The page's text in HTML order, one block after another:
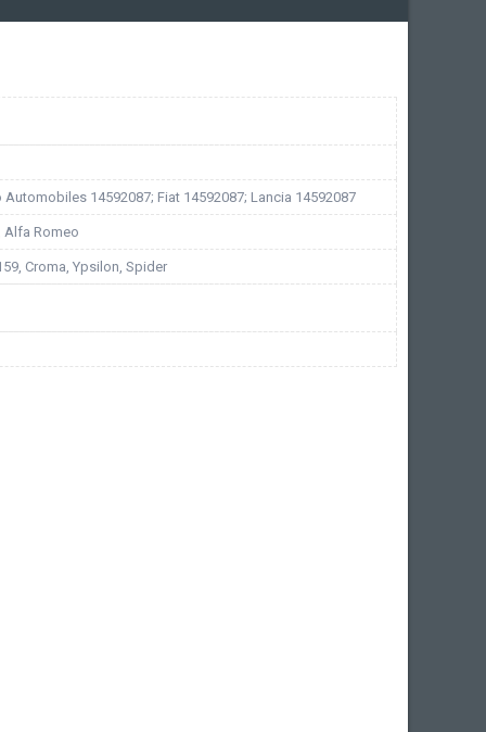
Automobiles 14592087; Fiat 14592087; Lancia 14592087
Alfa Romeo
Croma, Ypsilon, Spider